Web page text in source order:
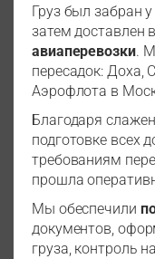
Груз был забран
затем доставлен
авиаперевозки.
пересадок: Доха,
Аэрофлота в
Благодаря
подготовке всех
требованиям
прошла
Мы обеспечили
документов,
груза, контроль